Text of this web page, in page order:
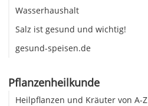
Wasserhaushalt
Salz ist gesund und wichtig!
gesund-speisen.de
Pflanzenheilkunde
Heilpflanzen und Kräuter von A-Z